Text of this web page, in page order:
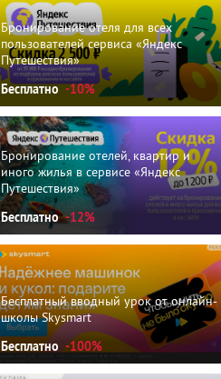
Бронирование отеля для всех
пользователей сервиса «Яндекс
Путешествия»
Бесплатно -10%
Бронирование отелей, квартир и
иного жилья в сервисе «Яндекс
Путешествия»
Бесплатно -12%
Бесплатный вводный урок от онлайн-
школы Skysmart
Бесплатно -100%